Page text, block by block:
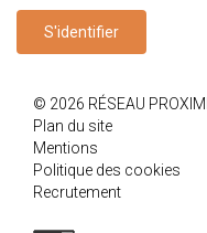
S'identifier
© 2026 RÉSEAU
Plan du site
Mentions
Politique des cookies
Recrutement